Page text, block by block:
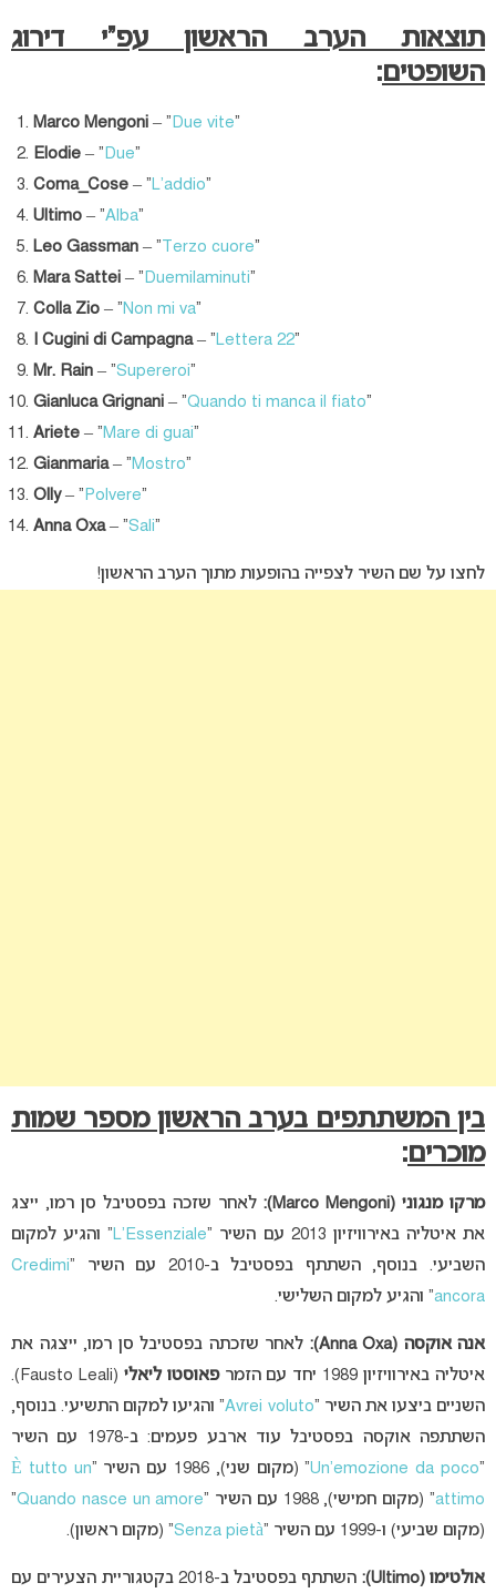
תוצאות הערב הראשון עפ”י דירוג
השופטים:
Marco Mengoni – “ Due vite“
Elodie – “ Due“
Coma_Cose – “L’addio“
Ultimo – “Alba“
Leo Gassman – “ Terzo cuore“
Mara Sattei – “ Duemilaminuti“
Colla Zio – “Non mi va“
I Cugini di Campagna– “Lettera 22“
Mr. Rain – “Supereroi“
Gianluca Grignani – “Quando ti manca il fiato“
Ariete – “Mare di guai“
Gianmaria– “Mostro“
Olly– “ Polvere“
Anna Oxa– “Sali“
לחצו על שם השיר לצפייה בהופעות מתוך הערב הראשון!
בין המשתתפים בערב הראשון מספר שמות
מוכרים:
מרקו מנגוני (Marco Mengoni):
לאחר שזכה בפסטיבל סן רמו, ייצג
את איטליה באירוויזיון 2013 עם השיר “
L’Essenziale” והגיע למקום
השביעי. בנוסף, השתתף בפסטיבל ב-2010 עם השיר “
Credimi
ancora” והגיע למקום השלישי.
אנה אוקסה (Anna Oxa):
לאחר שזכתה בפסטיבל סן רמו, ייצגה את
איטליה באירוויזיון 1989 יחד עם הזמר
פאוסטו ליאלי
(Fausto Leali).
השניים ביצעו את השיר “Avrei voluto” והגיעו למקום התשיעי. בנוסף,
השתתפה אוקסה בפסטיבל עוד ארבע פעמים: ב-1978 עם השיר
“
Un’emozione da poco” (מקום שני), 1986 עם השיר “
È tutto un
attimo” (מקום חמישי), 1988 עם השיר “ Quando nasce un amore
”
(מקום שביעי) ו-1999 עם השיר “
Senza pietà” (מקום ראשון).
אולטימו (Ultimo): השתתף בפסטיבל ב-2018 בקטגוריית הצעירים עם